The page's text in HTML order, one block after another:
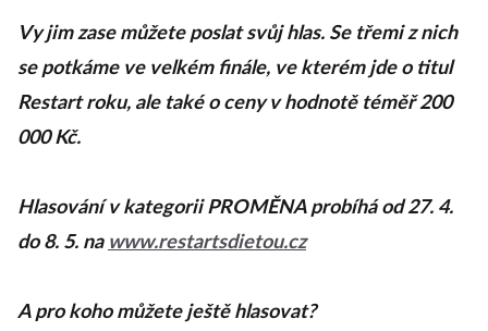
Vy jim zase můžete poslat svůj hlas. Se třemi z nich
se potkáme ve velkém finále, ve kterém jde o titul
Restart roku, ale také o ceny v hodnotě téměř 200
000 Kč.
Hlasování v kategorii PROMĚNA probíhá od 27. 4.
do 8. 5. na www.restartsdietou.cz
A pro koho můžete ještě hlasovat?